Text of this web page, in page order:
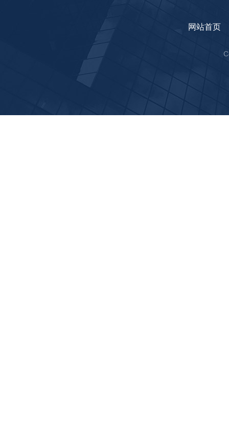
网站首页